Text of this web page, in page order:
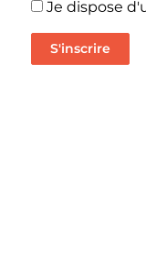
Je dispose
S'inscrire